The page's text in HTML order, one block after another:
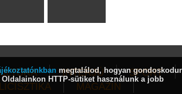
INTERJÚ
SPORT
MAGAZIN
megtalálod, hogyan
HTTP-sütiket használunk a jobb